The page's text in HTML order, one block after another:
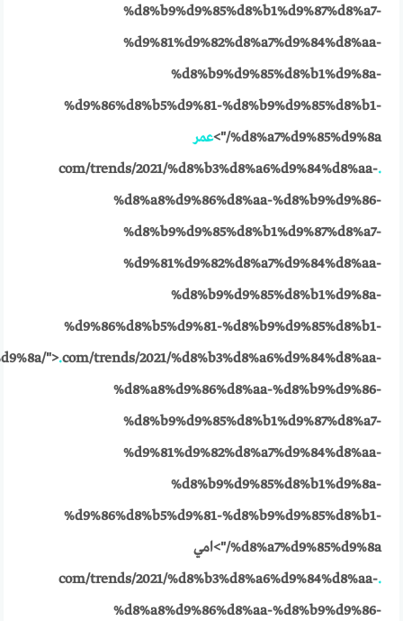
%d8%b9%d9%85%d8%b1%d9%87%d8%a7-
%d9%81%d9%82%d8%a7%d9%84%d8%aa-
%d8%b9%d9%85%d8%b1%d9%8a-
%d9%86%d8%b5%d9%81-%d8%b9%d9%85%d8%b1-
%d8%a7%d9%85%d9%8a/">
عمر
.
com/trends/2021/%d8%b3%d8%a6%d9%84%d8%aa-
%d8%a8%d9%86%d8%aa-%d8%b9%d9%86-
%d8%b9%d9%85%d8%b1%d9%87%d8%a7-
%d9%81%d9%82%d8%a7%d9%84%d8%aa-
%d8%b9%d9%85%d8%b1%d9%8a-
%d9%86%d8%b5%d9%81-%d8%b9%d9%85%d8%b1-
">.com/trends/2021/%d8%b3%d8%a6%d9%84%d8%aa-
%d8%a8%d9%86%d8%aa-%d8%b9%d9%86-
%d8%b9%d9%85%d8%b1%d9%87%d8%a7-
%d9%81%d9%82%d8%a7%d9%84%d8%aa-
%d8%b9%d9%85%d8%b1%d9%8a-
%d9%86%d8%b5%d9%81-%d8%b9%d9%85%d8%b1-
%d8%a7%d9%85%d9%8a/">امي
.
com/trends/2021/%d8%b3%d8%a6%d9%84%d8%aa-
%d8%a8%d9%86%d8%aa-%d8%b9%d9%86-